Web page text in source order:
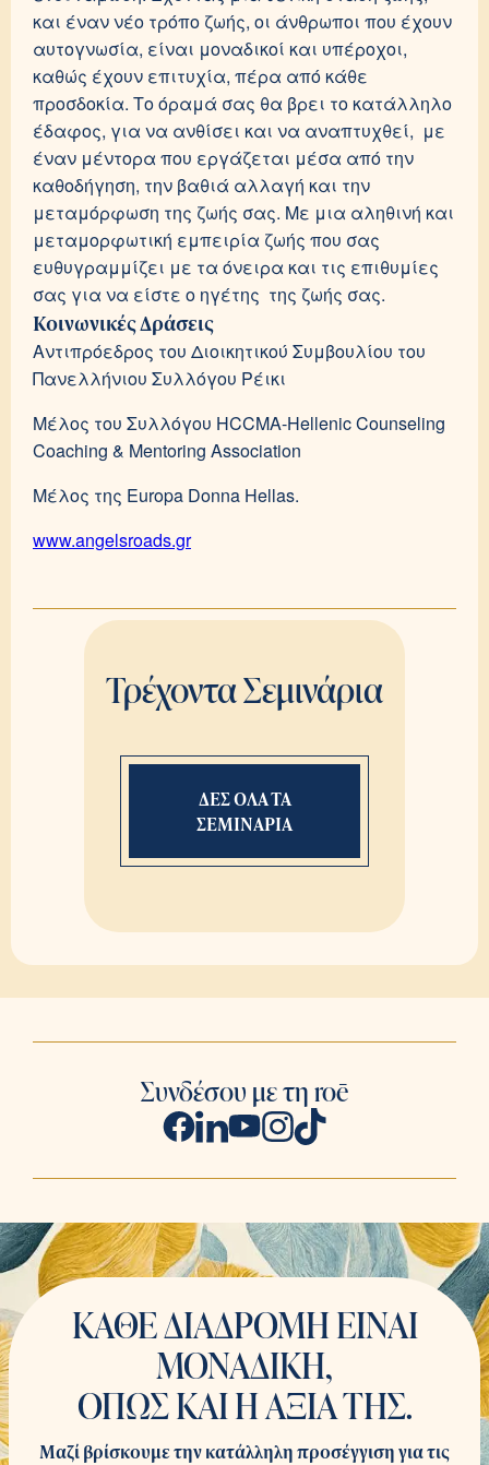
και έναν νέο τρόπο ζωής, οι άνθρωποι που έχουν
αυτογνωσία, είναι μοναδικοί και υπέροχοι,
καθώς έχουν επιτυχία, πέρα από κάθε
προσδοκία. Το όραμά σας θα βρει το κατάλληλο
έδαφος, για να ανθίσει και να αναπτυχθεί, με
έναν μέντορα που εργάζεται μέσα από την
καθοδήγηση, την βαθιά αλλαγή και την
μεταμόρφωση της ζωής σας. Με μια αληθινή και
μεταμορφωτική εμπειρία ζωής που σας
ευθυγραμμίζει με τα όνειρα και τις επιθυμίες
σας για να είστε ο ηγέτης της ζωής σας.
Κοινωνικές Δράσεις
Αντιπρόεδρος του Διοικητικού Συμβουλίου του
Πανελλήνιου Συλλόγου Ρέικι
Μέλος του Συλλόγου HCCMA-Hellenic Counseling
Coaching & Mentoring Association
Μέλος της Europa Donna Hellas.
www.angelsroads.gr
Τρέχοντα Σεμινάρια
ΔΕΣ ΟΛΑ ΤΑ
ΣΕΜΙΝΑΡΙΑ
Συνδέσου με τη roē
ΚΑΘΕ ΔΙΑΔΡΟΜΗ ΕΙΝΑΙ
ΜΟΝΑΔΙΚΗ,
ΟΠΩΣ ΚΑΙ Η ΑΞΙΑ ΤΗΣ.
Μαζί βρίσκουμε την κατάλληλη προσέγγιση για τις